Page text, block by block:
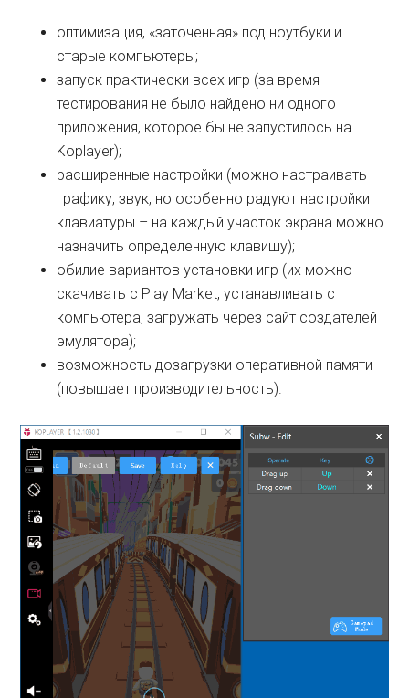
оптимизация, «заточенная» под ноутбуки и
старые компьютеры;
запуск практически всех игр (за время
тестирования не было найдено ни одного
приложения, которое бы не запустилось на
Koplayer);
расширенные настройки (можно настраивать
графику, звук, но особенно радуют настройки
клавиатуры – на каждый участок экрана можно
назначить определенную клавишу);
обилие вариантов установки игр (их можно
скачивать с Play Market, устанавливать с
компьютера, загружать через сайт создателей
эмулятора);
возможность дозагрузки оперативной памяти
(повышает производительность).